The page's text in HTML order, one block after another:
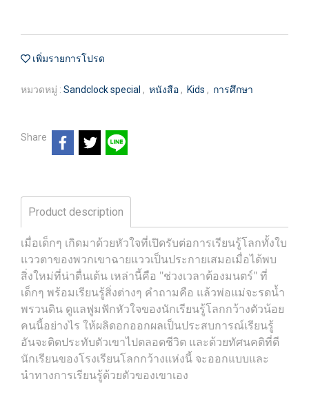
เพิ่มรายการโปรด
หมวดหมู่ : Sandclock special , หนังสือ , Kids , การศึกษา
Share
Product description
เมื่อเด็กๆ เกิดมาด้วยหัวใจที่เปิดรับต่อการเรียนรู้โลกทั้งใบ
แววตาของพวกเขาฉายแววเป็นประกายเสมอเมื่อได้พบ
สิ่งใหม่ที่น่าตื่นเต้น เหล่านี้คือ "ช่วงเวลาต้องมนตร์" ที่
เด็กๆ พร้อมเรียนรู้สิ่งต่างๆ คำถามคือ แล้วพ่อแม่จะรดน้ำ
พรวนดิน ดูแลฟูมฟักหัวใจของนักเรียนรู้โลกกว้างตัวน้อย
คนนี้อย่างไร ให้ผลิดอกออกผลเป็นประสบการณ์เรียนรู้
อันจะติดประทับตัวเขาไปตลอดชีวิต และด้วยทัศนคติที่ดี
นักเรียนของโรงเรียนโลกกว้างแห่งนี้ จะออกแบบและ
นำทางการเรียนรู้ด้วยตัวของเขาเอง